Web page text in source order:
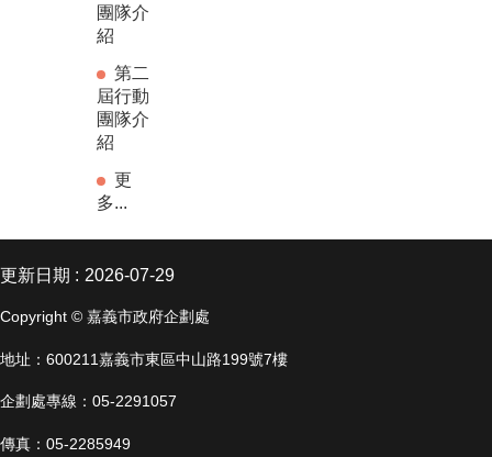
團隊介
紹
第二
屆行動
團隊介
紹
更
多...
更新日期 2026-07-29
Copyright © 嘉義市政府企劃處
地址：600211嘉義市東區中山路199號7樓
企劃處專線：05-2291057
傳真：05-2285949